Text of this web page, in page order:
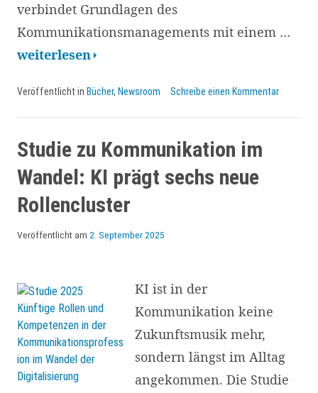
verbindet Grundlagen des
Kommunikationsmanagements mit einem …
Corporate
4.0
effizient
organisieren
und
steuern:
eine
weiterlesen
Veröffentlicht in Bücher, Newsroom Schreibe einen Kommentar
Studie zu Kommunikation im
Wandel: KI prägt sechs neue
Rollencluster
Veröffentlicht am 2. September 2025
KI ist in der
Kommunikation keine
Zukunftsmusik mehr,
sondern längst im Alltag
angekommen. Die Studie